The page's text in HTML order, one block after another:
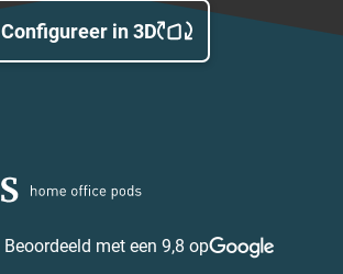
Configureer in 3D
Beoordeeld met een 9,8 op